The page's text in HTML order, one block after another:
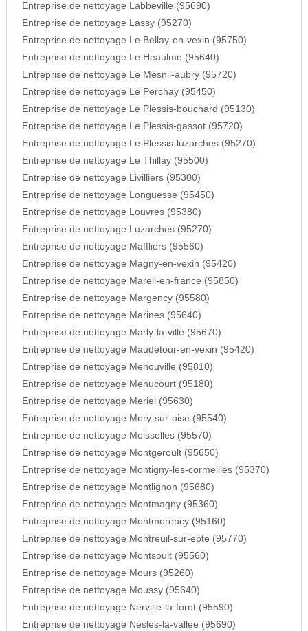
Entreprise de nettoyage Labbeville (95690)
Entreprise de nettoyage Lassy (95270)
Entreprise de nettoyage Le Bellay-en-vexin (95750)
Entreprise de nettoyage Le Heaulme (95640)
Entreprise de nettoyage Le Mesnil-aubry (95720)
Entreprise de nettoyage Le Perchay (95450)
Entreprise de nettoyage Le Plessis-bouchard (95130)
Entreprise de nettoyage Le Plessis-gassot (95720)
Entreprise de nettoyage Le Plessis-luzarches (95270)
Entreprise de nettoyage Le Thillay (95500)
Entreprise de nettoyage Livilliers (95300)
Entreprise de nettoyage Longuesse (95450)
Entreprise de nettoyage Louvres (95380)
Entreprise de nettoyage Luzarches (95270)
Entreprise de nettoyage Maffliers (95560)
Entreprise de nettoyage Magny-en-vexin (95420)
Entreprise de nettoyage Mareil-en-france (95850)
Entreprise de nettoyage Margency (95580)
Entreprise de nettoyage Marines (95640)
Entreprise de nettoyage Marly-la-ville (95670)
Entreprise de nettoyage Maudetour-en-vexin (95420)
Entreprise de nettoyage Menouville (95810)
Entreprise de nettoyage Menucourt (95180)
Entreprise de nettoyage Meriel (95630)
Entreprise de nettoyage Mery-sur-oise (95540)
Entreprise de nettoyage Moisselles (95570)
Entreprise de nettoyage Montgeroult (95650)
Entreprise de nettoyage Montigny-les-cormeilles (95370)
Entreprise de nettoyage Montlignon (95680)
Entreprise de nettoyage Montmagny (95360)
Entreprise de nettoyage Montmorency (95160)
Entreprise de nettoyage Montreuil-sur-epte (95770)
Entreprise de nettoyage Montsoult (95560)
Entreprise de nettoyage Mours (95260)
Entreprise de nettoyage Moussy (95640)
Entreprise de nettoyage Nerville-la-foret (95590)
Entreprise de nettoyage Nesles-la-vallee (95690)